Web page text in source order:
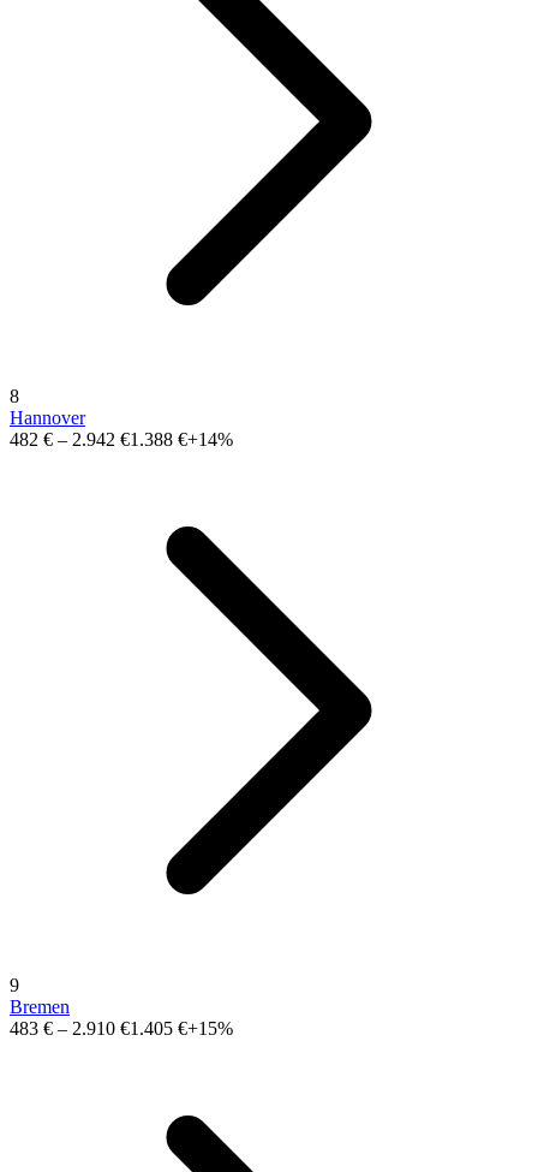
8
Hannover
482 € – 2.942 €1.388 €+14%
9
Bremen
483 € – 2.910 €1.405 €+15%